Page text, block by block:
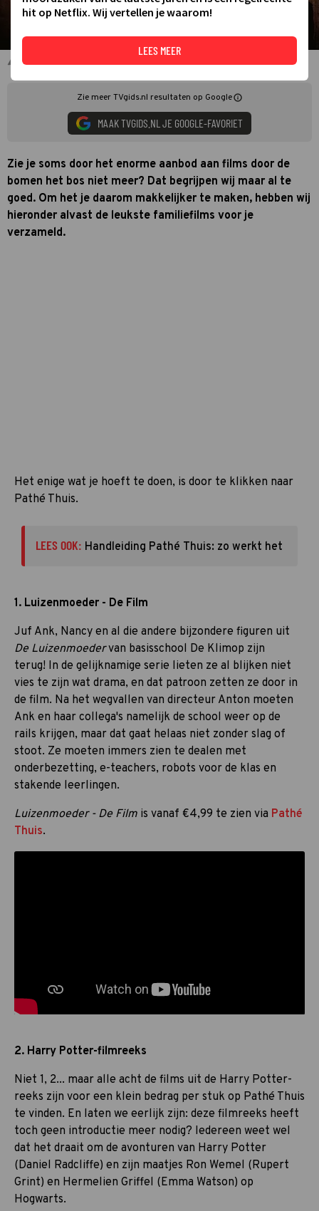
Harry Potter and the chamber of secrets
Zie meer TVgids.nl resultaten op Google
MAAK TVGIDS.NL JE GOOGLE-FAVORIET
Zie je soms door het enorme aanbod aan films door de
bomen het bos niet meer? Dat begrijpen wij maar al te
goed. Om het je daarom makkelijker te maken, hebben wij
hieronder alvast de leukste familiefilms voor je
verzameld.
Het enige wat je hoeft te doen, is door te klikken naar
Pathé Thuis.
LEES OOK: Handleiding Pathé Thuis: zo werkt het
1. Luizenmoeder - De Film
Juf Ank, Nancy en al die andere bijzondere figuren uit
De Luizenmoedervan basisschool De Klimop zijn
terug! In de gelijknamige serie lieten ze al blijken niet
vies te zijn wat drama, en dat patroon zetten ze door in
de film. Na het wegvallen van directeur Anton moeten
Ank en haar collega's namelijk de school weer op de
rails krijgen, maar dat gaat helaas niet zonder slag of
stoot. Ze moeten immers zien te dealen met
onderbezetting, e-teachers, robots voor de klas en
stakende leerlingen.
Luizenmoeder - De Film is vanaf €4,99 te zien via Pathé
Thuis.
2. Harry Potter-filmreeks
Niet 1, 2... maar alle acht de films uit de Harry Potter-
reeks zijn voor een klein bedrag per stuk op Pathé Thuis
te vinden. En laten we eerlijk zijn: deze filmreeks heeft
toch geen introductie meer nodig? Iedereen weet wel
dat het draait om de avonturen van Harry Potter
(Daniel Radcliffe) en zijn maatjes Ron Wemel (Rupert
Grint) en Hermelien Griffel (Emma Watson) op
Hogwarts.
hit op Netflix. Wij vertellen je waarom!
LEES MEER